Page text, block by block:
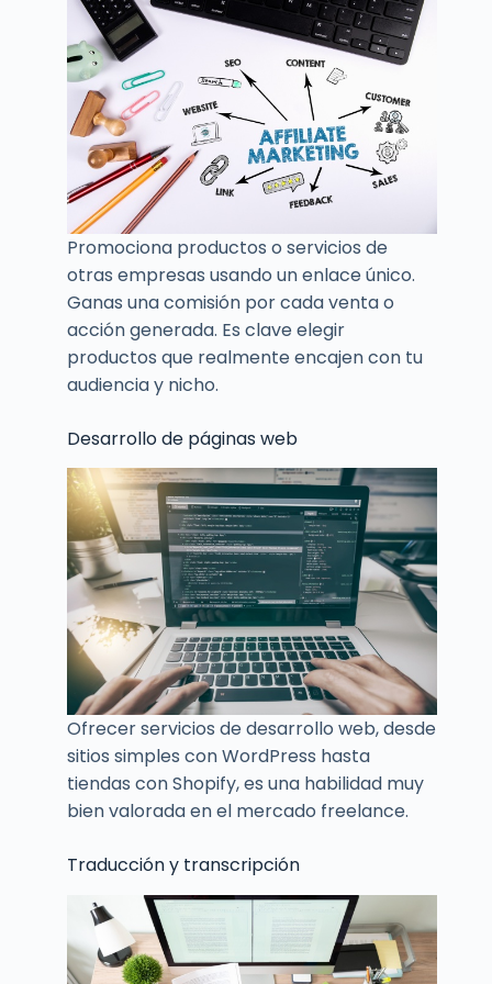
Promociona productos o servicios de
otras empresas usando un enlace único.
Ganas una comisión por cada venta o
acción generada. Es clave elegir
productos que realmente encajen con tu
audiencia y nicho.
Desarrollo de páginas web
Ofrecer servicios de desarrollo web, desde
sitios simples con WordPress hasta
tiendas con Shopify, es una habilidad muy
bien valorada en el mercado freelance.
Traducción y transcripción